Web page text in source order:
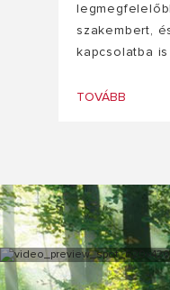
szakembert,
kapcsolatba
TOVÁBB